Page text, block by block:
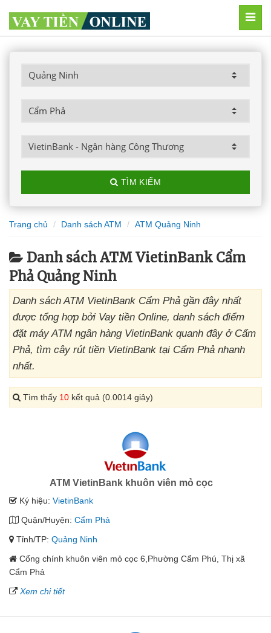
TÌM KIẾM
Trang chủ Danh sách ATM ATM Quảng Ninh
Danh sách ATM VietinBank Cẩm
Phả Quảng Ninh
Danh sách ATM VietinBank Cẩm Phả gần đây nhất
được tổng hợp bởi Vay tiền Online, danh sách điểm
đặt máy ATM ngân hàng VietinBank quanh đây ở Cẩm
Phả, tìm cây rút tiền VietinBank tại Cẩm Phả nhanh
nhất.
Tìm thấy 10 kết quả (0.0014 giây)
ATM VietinBank khuôn viên mỏ cọc
Ký hiệu: VietinBank
Quận/Huyện: Cẩm Phả
Tỉnh/TP: Quảng Ninh
Cổng chính khuôn viên mỏ cọc 6,Phường Cẩm Phú, Thị xã
Cẩm Phả
Xem chi tiết